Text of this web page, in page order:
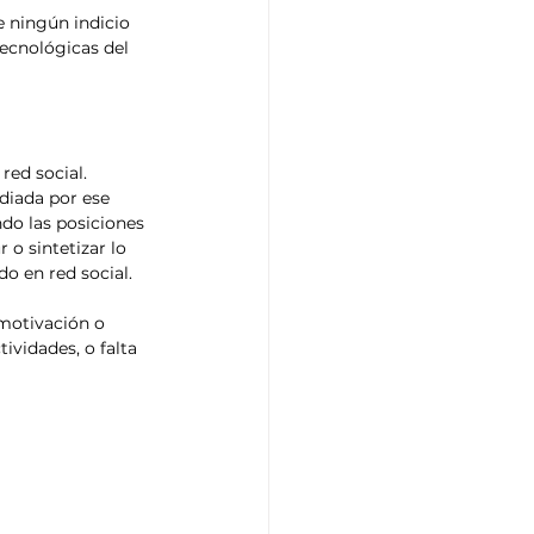
ningún indicio
del
social.
por ese
las posiciones
o sintetizar lo
en red social.
o
o falta